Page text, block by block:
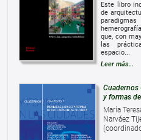
Este libro
de
que, con
las
espacio...
Leer más…
Cuadernos
y formas
María
Narváez